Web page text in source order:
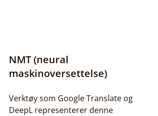
NMT (neural
maskinoversettelse)
Verktøy som Google Translate og
DeepL representerer denne